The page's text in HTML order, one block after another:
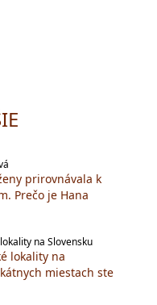
prirovnávala k
Prečo je Hana
na Slovensku
lokality na
miestach ste